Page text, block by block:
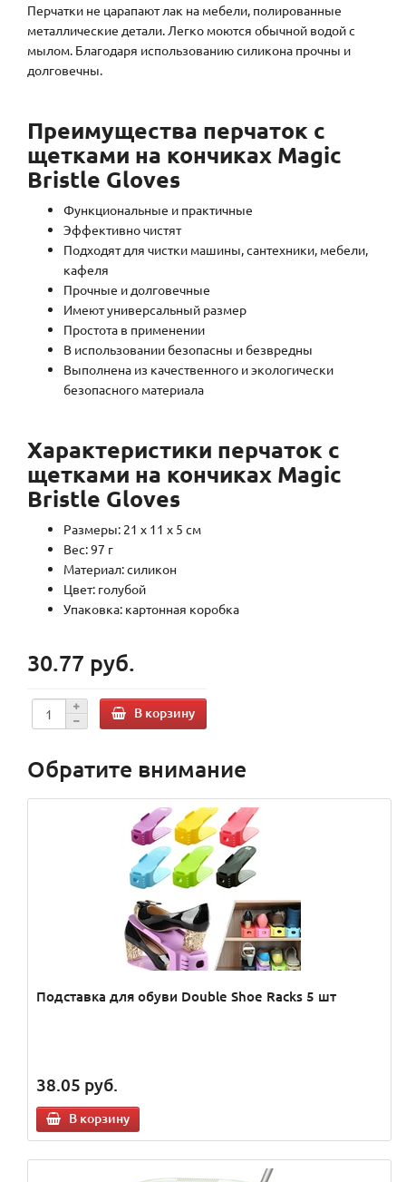
Перчатки не царапают лак на мебели, полированные
металлические детали. Легко моются обычной водой с
мылом. Благодаря использованию силикона прочны и
долговечны.
Преимущества перчаток с
щетками на кончиках Magic
Bristle Gloves
Функциональные и практичные
Эффективно чистят
Подходят для чистки машины, сантехники, мебели,
кафеля
Прочные и долговечные
Имеют универсальный размер
Простота в применении
В использовании безопасны и безвредны
Выполнена из качественного и экологически
безопасного материала
Характеристики перчаток с
щетками на кончиках Magic
Bristle Gloves
Размеры: 21 x 11 x 5 см
Вес: 97 г
Материал: силикон
Цвет: голубой
Упаковка: картонная коробка
30.77 руб.
В корзину
Обратите внимание
Подставка для обуви Double Shoe Racks 5 шт
38.05 руб.
В корзину